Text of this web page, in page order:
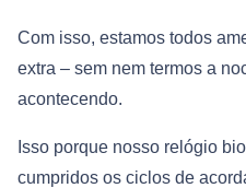
Com isso, estamos todos
extra – sem nem termos a
acontecendo.
Isso porque nosso relógio
cumpridos os ciclos de